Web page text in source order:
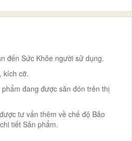
đến Sức Khỏe người sử dụng.
kích cỡ.
đang được săn đón trên thị
tư vấn thêm về chế độ Bảo
tiết Sản phẩm.